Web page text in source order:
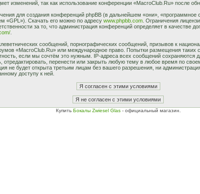
изменений, так как использование конференции «MacroClub.Ru» после
для создания конференций phpBB (в дальнейшем «они», «программное
«GPL»). Скачать его можно по адресу www.phpbb.com. Ограничения
за то, что администрация конференций определяет в качестве
.
сообщений, порнографических сообщений, призывов к
«MacroClub.Ru» или международное право. Попытки размещения
если мы сочтём это нужным. IP-адреса всех сообщений сохраняются
перенести или закрыть любую тему в любое время по
не будет открыта третьим лицам без вашего разрешения, ни
доступу к ней.
Купить Бокалы Zwiesel Glas - официальный магазин.